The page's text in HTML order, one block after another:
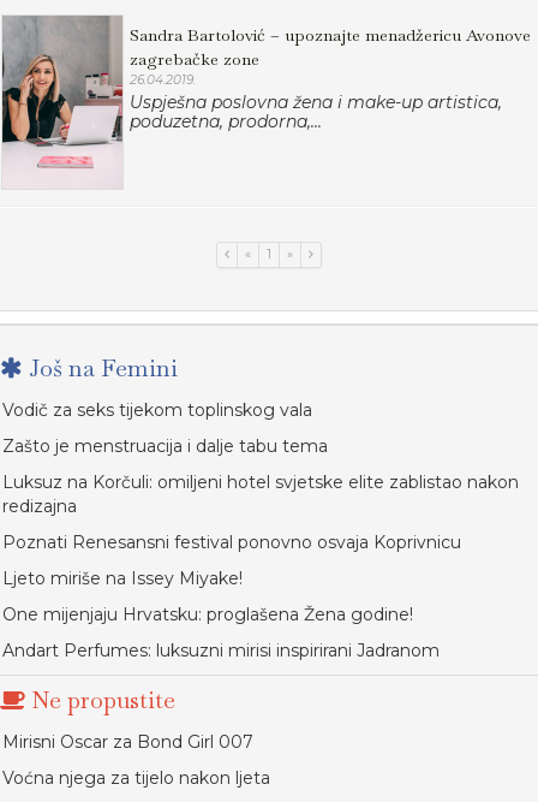
Sandra Bartolović – upoznajte menadžericu Avonove
zagrebačke zone
26.04.2019.
Uspješna poslovna žena i make-up artistica,
poduzetna, prodorna,...
« 1 »
Još na Femini
Vodič za seks tijekom toplinskog vala
Zašto je menstruacija i dalje tabu tema
Luksuz na Korčuli: omiljeni hotel svjetske elite zablistao nakon
redizajna
Poznati Renesansni festival ponovno osvaja Koprivnicu
Ljeto miriše na Issey Miyake!
One mijenjaju Hrvatsku: proglašena Žena godine!
Andart Perfumes: luksuzni mirisi inspirirani Jadranom
Ne propustite
Mirisni Oscar za Bond Girl 007
Voćna njega za tijelo nakon ljeta